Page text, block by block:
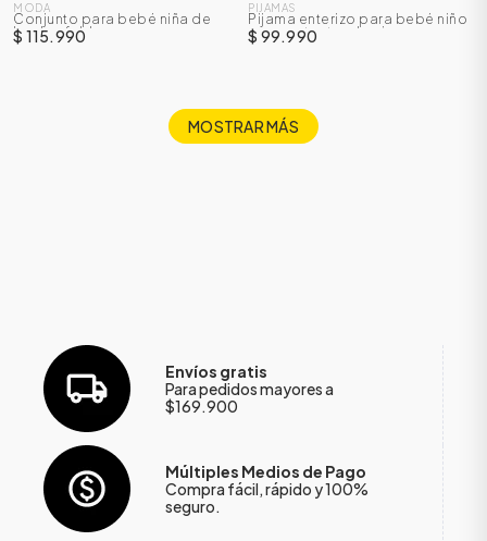
MODA
Conjunto para bebé niña de
body + falda
$ 115.990
PIJAMAS
Pijama enterizo para bebé niño
con protector de cierre
$ 99.990
MOSTRAR MÁS
Envíos gratis
Para pedidos mayores a
$169.900
Múltiples Medios de Pago
Compra fácil, rápido y 100%
seguro.